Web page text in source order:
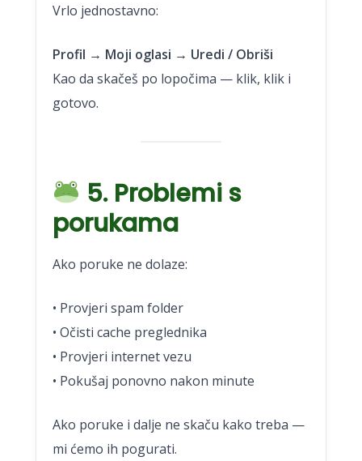
Vrlo jednostavno:
Profil → Moji oglasi → Uredi / Obriši
Kao da skačeš po lopočima — klik, klik i
gotovo.
5. Problemi s
porukama
Ako poruke ne dolaze:
• Provjeri spam folder
• Očisti cache preglednika
• Provjeri internet vezu
• Pokušaj ponovno nakon minute
Ako poruke i dalje ne skaču kako treba —
mi ćemo ih pogurati.